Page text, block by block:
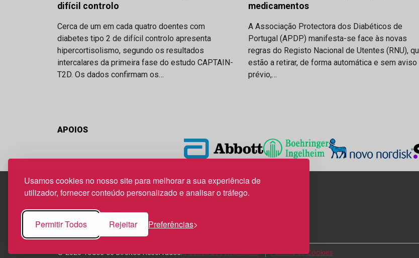
Usamos cookies no nosso site para melhorar a sua experiência de
utilizador, fornecer conteúdo personalizado e analisar o tráfego.
Permitir Todos Rejeitar Preferências
difícil controlo
Cerca de um em cada quatro doentes com
diabetes tipo 2 de difícil controlo apresenta
hipercortisolismo, segundo os resultados
intercalares da primeira fase do estudo CAPTAIN-
T2D. Os dados confirmam os…
medicamentos
A Associação Protectora dos Diabéticos de
Portugal (APDP) manifesta-se face às novas
regras do Registo Nacional de Utentes (RNU),
estão a retirar, de forma automática e sem aviso
prévio,…
APOIOS
1800-282 Lisboa | Portugal
21 850 40 65
© 2026 Todos os Direitos Reservados.Política de Privacidade Política de Cookies